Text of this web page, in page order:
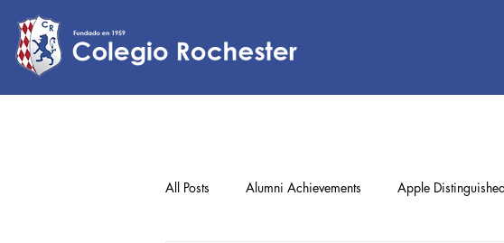
All Posts Alumni Achievements Apple